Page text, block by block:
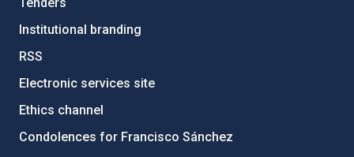
Institutional branding
RSS
Electronic services site
Ethics channel
Condolences for Francisco Sánchez